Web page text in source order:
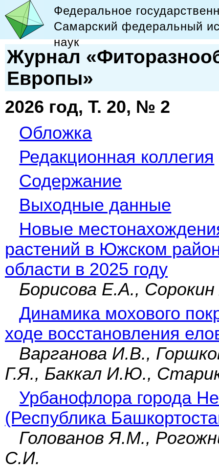
Федеральное
Самарский федеральный
наук
Журнал
Европы»
2026 год, Т. 20, № 2
Обложка
Редакционная коллегия
Содержание
Выходные данные
Новые
растений в Южском
области в 2025 году
Борисова Е.А.,
Динамика мохового
ходе восстановления
Варганова И.В.,
Г.Я., Баккал И.Ю.,
Урбанофлора города
(Республика
Голованов Я.М.,
С.И.